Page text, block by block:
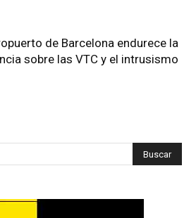
de Barcelona endurece la
sobre las VTC y el intrusismo